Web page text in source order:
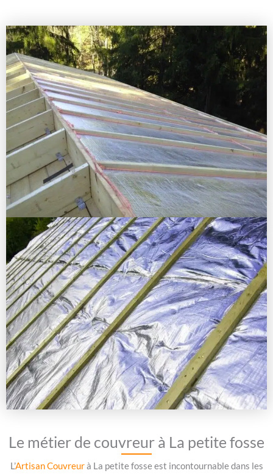
Le métier de couvreur à La petite fosse
L’Artisan Couvreurà La petite fosse est incontournable dans les